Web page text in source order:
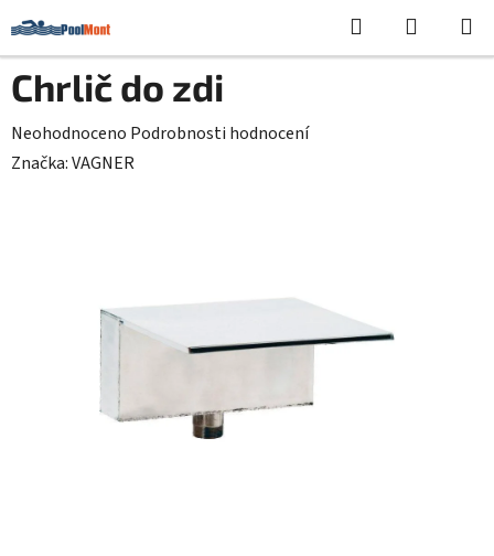
na
obsah
Hledat
KOŠÍK
Chrlič do zdi
Průměrné
hodnocení
Neohodnoceno Podrobnosti hodnocení
Značka:VAGNER